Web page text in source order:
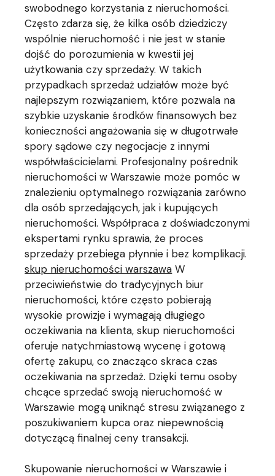
swobodnego korzystania z nieruchomości.
Często zdarza się, że kilka osób dziedziczy
wspólnie nieruchomość i nie jest w stanie
dojść do porozumienia w kwestii jej
użytkowania czy sprzedaży. W takich
przypadkach sprzedaż udziałów może być
najlepszym rozwiązaniem, które pozwala na
szybkie uzyskanie środków finansowych bez
konieczności angażowania się w długotrwałe
spory sądowe czy negocjacje z innymi
współwłaścicielami. Profesjonalny pośrednik
nieruchomości w Warszawie może pomóc w
znalezieniu optymalnego rozwiązania zarówno
dla osób sprzedających, jak i kupujących
nieruchomości. Współpraca z doświadczonymi
ekspertami rynku sprawia, że proces
sprzedaży przebiega płynnie i bez komplikacji.
skup nieruchomości warszawa W
przeciwieństwie do tradycyjnych biur
nieruchomości, które często pobierają
wysokie prowizje i wymagają długiego
oczekiwania na klienta, skup nieruchomości
oferuje natychmiastową wycenę i gotową
ofertę zakupu, co znacząco skraca czas
oczekiwania na sprzedaż. Dzięki temu osoby
chcące sprzedać swoją nieruchomość w
Warszawie mogą uniknąć stresu związanego z
poszukiwaniem kupca oraz niepewnością
dotyczącą finalnej ceny transakcji.
Skupowanie nieruchomości w Warszawie i